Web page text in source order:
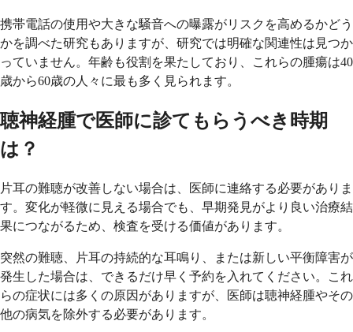
携帯電話の使用や大きな騒音への曝露がリスクを高めるかどう
かを調べた研究もありますが、研究では明確な関連性は見つか
っていません。年齢も役割を果たしており、これらの腫瘍は40
歳から60歳の人々に最も多く見られます。
聴神経腫で医師に診てもらうべき時期
は？
片耳の難聴が改善しない場合は、医師に連絡する必要がありま
す。変化が軽微に見える場合でも、早期発見がより良い治療結
果につながるため、検査を受ける価値があります。
突然の難聴、片耳の持続的な耳鳴り、または新しい平衡障害が
発生した場合は、できるだけ早く予約を入れてください。これ
らの症状には多くの原因がありますが、医師は聴神経腫やその
他の病気を除外する必要があります。